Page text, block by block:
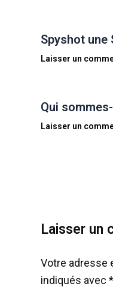
Spyshot une
Laisser un
Qui
Laisser un
Laisser un
Votre adresse
indiqués avec *